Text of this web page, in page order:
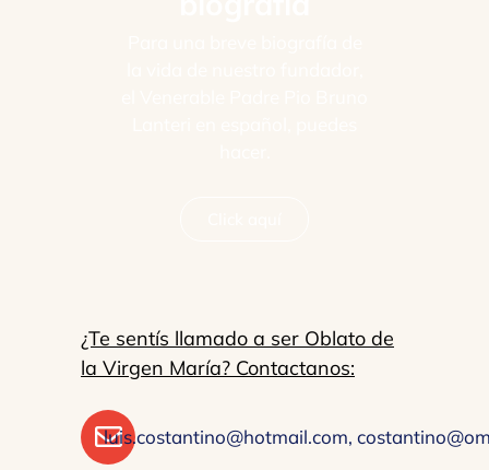
¿Te sentís llamado a ser Oblato de
la Virgen María? Contactanos:
luis.costantino@hotmail.com,